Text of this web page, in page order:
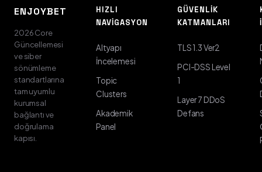
ENJOYBET
2026 Core
Güncellemesi
ve siber
sönümleme
standartlarına
tam uyumlu
kurumsal
bağlantı ve
doğrulama
kapısı.
HIZLI
NAVIGASYON
Altyapı
İncelemesi
Topic
Clusters
Akademik
Panel
GÜVENLIK
KATMANLARI
TLS 1.3 Ver2
PCI-DSS Level
1
Layer 7 DDoS
Defans